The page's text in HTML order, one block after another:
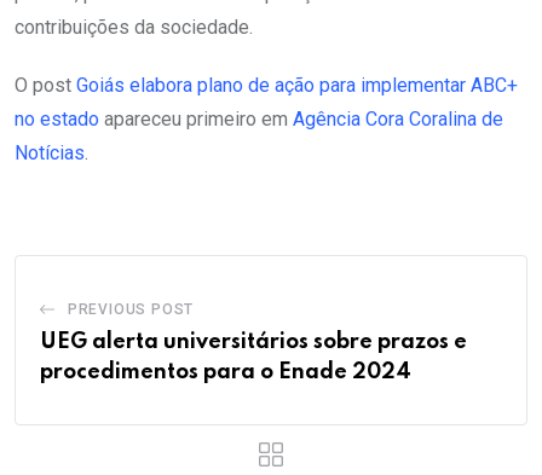
contribuições da sociedade.
O post Goiás elabora plano de ação para implementar ABC+
no estado apareceu primeiro em Agência Cora Coralina de
Notícias
PREVIOUS POST
UEG alerta universitários sobre prazos e
procedimentos para o Enade 2024